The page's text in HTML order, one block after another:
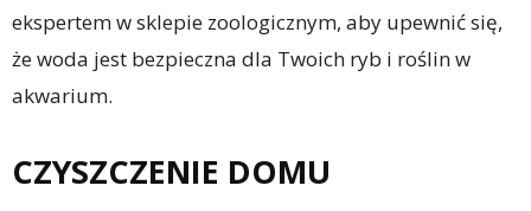
ekspertem w sklepie zoologicznym, aby upewnić się,
że woda jest bezpieczna dla Twoich ryb i roślin w
akwarium.
CZYSZCZENIE DOMU